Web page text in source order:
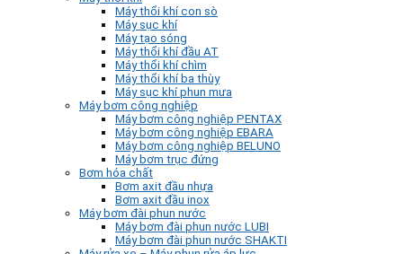
Máy thổi khí con sò
Máy sục khí
Máy tạo sóng
Máy thổi khí đầu AT
Máy thổi khí chìm
Máy thổi khí ba thùy
Máy sục khí phun mưa
Máy bơm công nghiệp
Máy bơm công nghiệp PENTAX
Máy bơm công nghiệp EBARA
Máy bơm công nghiệp BELUNO
Máy bơm trục đứng
Bơm hóa chất
Bơm axit đầu nhựa
Bơm axit đầu inox
Máy bơm đài phun nước
Máy bơm đài phun nước LUBI
Máy bơm đài phun nước SHAKTI